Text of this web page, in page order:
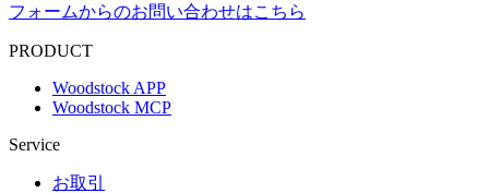
フォームからのお問い合わせはこちら
PRODUCT
Woodstock APP
Woodstock MCP
Service
お取引